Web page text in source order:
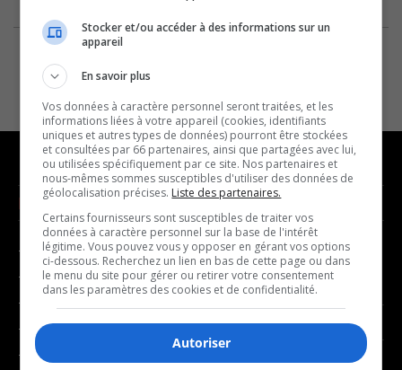
NOUVELLES
- Affaires municipales
- Communauté / Social
- Culture
- Économie
- Éducation
MUSIQUE
- Décompte franco
- Joué récemment
BALADOS
Stocker et/ou accéder à des informations sur un
appareil
En savoir plus
Vos données à caractère personnel seront traitées, et les
informations liées à votre appareil (cookies, identifiants
uniques et autres types de données) pourront être stockées
et consultées par 66 partenaires, ainsi que partagées avec lui,
ou utilisées spécifiquement par ce site. Nos partenaires et
nous-mêmes sommes susceptibles d'utiliser des données de
géolocalisation précises. Liste des partenaires.
Certains fournisseurs sont susceptibles de traiter vos
données à caractère personnel sur la base de l'intérêt
légitime. Vous pouvez vous y opposer en gérant vos options
ci-dessous. Recherchez un lien en bas de cette page ou dans
le menu du site pour gérer ou retirer votre consentement
dans les paramètres des cookies et de confidentialité.
Autoriser